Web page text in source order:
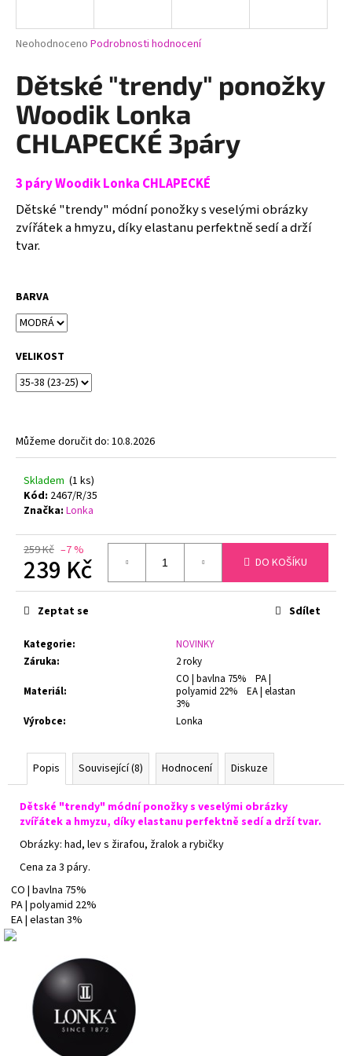
Průměrné
produktu
je
0,0
z
5
hvězdiček.
Neohodnoceno Podrobnosti hodnocení
Dětské "trendy" ponožky
Woodik Lonka
CHLAPECKÉ 3páry
3 páry Woodik Lonka CHLAPECKÉ
Dětské "trendy" módní ponožky s veselými obrázky
zvířátek a hmyzu, díky elastanu perfektně sedí a drží
tvar.
BARVA
VELIKOST
Můžeme doručit do: 10.8.2026
Skladem (1 ks)
Kód: 2467/R/35
Značka: Lonka
259 Kč –7 %
239 Kč
Měrná
cena:
DO KOŠÍKU
Kategorie:
NOVINKY
Záruka: 2 roky
Materiál:
CO | bavlna 75% PA |
polyamid 22% EA | elastan
3%
Výrobce: Lonka
Zeptat se Sdílet
Popis Související (8) Hodnocení Diskuze
Dětské "trendy" módní ponožky s veselými obrázky
zvířátek a hmyzu, díky elastanu perfektně sedí a drží tvar.
Obrázky: had, lev s žirafou, žralok a rybičky
Cena za 3 páry.
CO | bavlna 75%
PA | polyamid 22%
EA | elastan 3%
j
t
?
HLEDAT
D
o
r
u
č
u
j
e
PODPRSENKA
KOSTICÍ
CONTURELLE
PROVENCE
80505
ČERNÁ
699
Původně:
879